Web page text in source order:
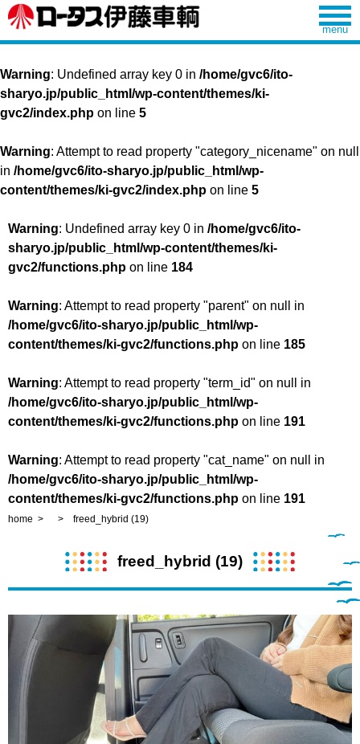
Warning: Undefined array key 0 in /home/gvc6/ito-
sharyo.jp/public_html/wp-content/themes/ki-
gvc2/index.php on line 5
Warning: Attempt to read property "category_nicename" on null
in /home/gvc6/ito-sharyo.jp/public_html/wp-
content/themes/ki-gvc2/index.php on line 5
Warning: Undefined array key 0 in /home/gvc6/ito-
sharyo.jp/public_html/wp-content/themes/ki-
gvc2/functions.php on line 184
Warning: Attempt to read property "parent" on null in
/home/gvc6/ito-sharyo.jp/public_html/wp-
content/themes/ki-gvc2/functions.php on line 185
Warning: Attempt to read property "term_id" on null in
/home/gvc6/ito-sharyo.jp/public_html/wp-
content/themes/ki-gvc2/functions.php on line 191
Warning: Attempt to read property "cat_name" on null in
/home/gvc6/ito-sharyo.jp/public_html/wp-
content/themes/ki-gvc2/functions.php on line 191
home freed_hybrid (19)
freed_hybrid (19)